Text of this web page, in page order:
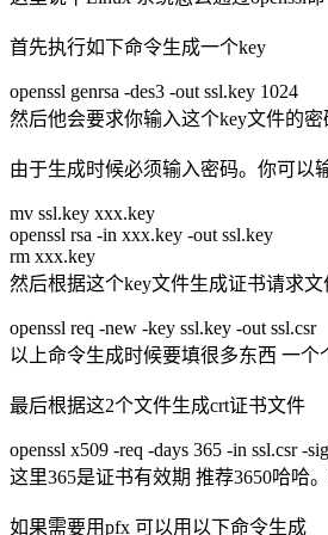
首先执行如下命令生成一个key
openssl genrsa -des3 -out ssl.key 1024
然后他会要求你输入这个key文件的
由于生成时候必须输入密码。你可以
mv ssl.key xxx.key
openssl rsa -in xxx.key -out ssl.key
rm xxx.key
然后根据这个key文件生成证书请求文
openssl req -new -key ssl.key -out ssl.csr
以上命令生成时候要填很多东西 一个
最后根据这2个文件生成crt证书文件
openssl x509 -req -days 365 -in ssl.csr -
这里365是证书有效期 推荐3650哈哈
如果需要用pfx 可以用以下命令生成